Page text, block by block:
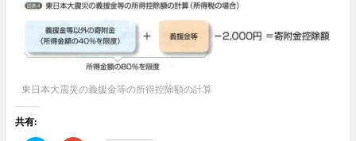
東日本大震災の義援金等の所得控除額の計算
共有: